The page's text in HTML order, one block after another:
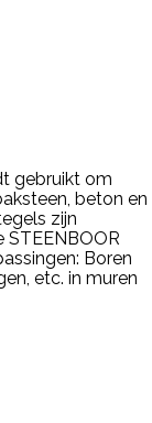
gebruikt om
beton en
zijn
Boren
etc. in muren